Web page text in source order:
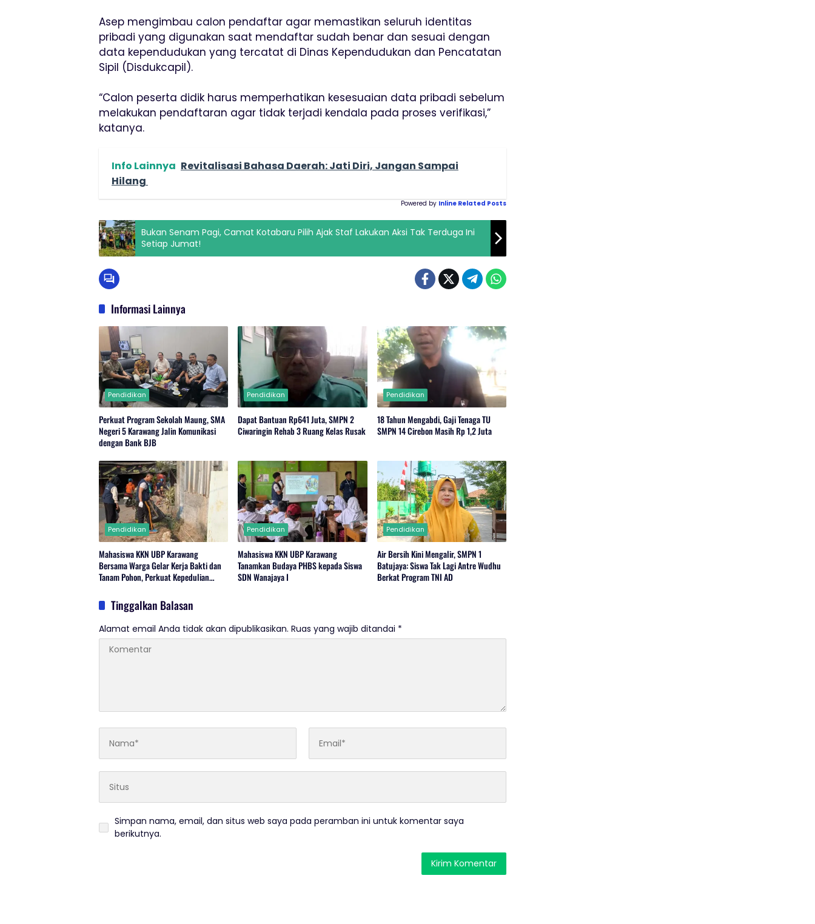
Asep mengimbau calon pendaftar agar memastikan seluruh identitas
pribadi yang digunakan saat mendaftar sudah benar dan sesuai dengan
data kependudukan yang tercatat di Dinas Kependudukan dan Pencatatan
Sipil (Disdukcapil).
“Calon peserta didik harus memperhatikan kesesuaian data pribadi sebelum
melakukan pendaftaran agar tidak terjadi kendala pada proses verifikasi,”
katanya.
Info Lainnya Revitalisasi Bahasa Daerah: Jati Diri, Jangan Sampai
Hilang
Powered by Inline Related Posts
Bukan Senam Pagi, Camat Kotabaru Pilih Ajak Staf Lakukan Aksi Tak Terduga Ini
Setiap Jumat!
Informasi Lainnya
Pendidikan
Perkuat Program Sekolah Maung, SMA
Negeri 5 Karawang Jalin Komunikasi
dengan Bank BJB
Pendidikan
Dapat Bantuan Rp641 Juta, SMPN 2
Ciwaringin Rehab 3 Ruang Kelas Rusak
Pendidikan
18 Tahun Mengabdi, Gaji Tenaga TU
SMPN 14 Cirebon Masih Rp 1,2 Juta
Pendidikan
Mahasiswa KKN UBP Karawang
Bersama Warga Gelar Kerja Bakti dan
Tanam Pohon, Perkuat Kepedulian
Pendidikan
Mahasiswa KKN UBP Karawang
Tanamkan Budaya PHBS kepada Siswa
SDN Wanajaya I
Pendidikan
Air Bersih Kini Mengalir, SMPN 1
Batujaya: Siswa Tak Lagi Antre Wudhu
Berkat Program TNI AD
Tinggalkan Balasan
Alamat email Anda tidak akan dipublikasikan. Ruas yang wajib ditandai *
Simpan nama, email, dan situs web saya pada peramban ini untuk komentar saya
berikutnya.